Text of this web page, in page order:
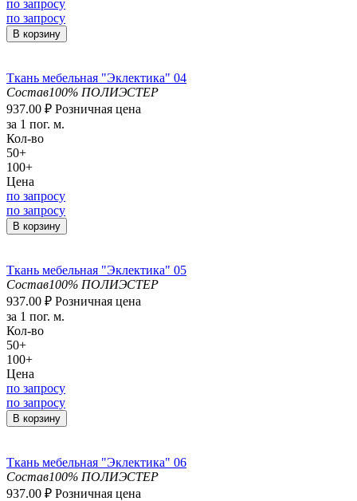
по запросу
по запросу
В корзину
Ткань мебельная "Эклектика" 04
Состав100% ПОЛИЭСТЕР
937.00 ₽ Розничная цена
за 1 пог. м.
Кол-во
50+
100+
Цена
по запросу
по запросу
В корзину
Ткань мебельная "Эклектика" 05
Состав100% ПОЛИЭСТЕР
937.00 ₽ Розничная цена
за 1 пог. м.
Кол-во
50+
100+
Цена
по запросу
по запросу
В корзину
Ткань мебельная "Эклектика" 06
Состав100% ПОЛИЭСТЕР
937.00 ₽ Розничная цена